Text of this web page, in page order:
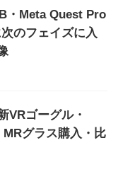
・Meta Quest Pro
のフェイズに入
VRゴーグル・
グラス購入・比